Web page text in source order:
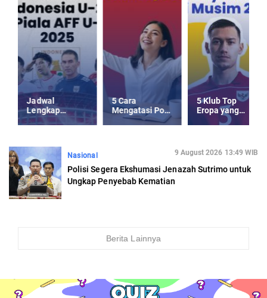
Jadwal
Lengkap
Timnas
2025
5 Cara
Mengatasi Post
Holiday-Blues
5 Klub Top
Eropa yang
Kepincut Jay
Nasional 9 August 2026 13:49 WIB
Polisi Segera Ekshumasi Jenazah Sutrimo untuk
Ungkap Penyebab Kematian
Berita Lainnya